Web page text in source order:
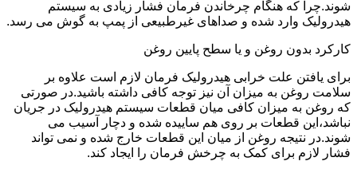
شوند.چرا که هنگام چرخاندن فرمان فشار زیادی به سیستم
هیدرولیک وارد شده و صداهای غیرطبیعی از پمپ به گوش می رسد.
کارکرد بدون روغن و یا سطح پایین روغن
برای یافتن علت خرابی هیدرولیک فرمان لازم است علاوه بر
سلامت روغن به میزان آن نیز توجه کافی داشته باشید.در صورتی
که روغن به میزان کافی میان قطعات سیستم هیدرولیک در جریان
نباشد،این قطعات بر روی هم ساییده شده و دچار آسیب می
شوند.در نتیجه روغن از میان این قطعات خارج شده و نمی تواند
فشار لازم برای کمک به چرخش فرمان را ایجاد کند.